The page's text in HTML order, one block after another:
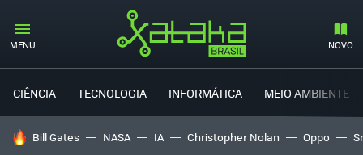
MENU NOVO
CIÊNCIA TECNOLOGIA INFORMÁTICA MEIO AMBIENTE
TENDÊNCIAS DO DIA
Bill Gates NASA IA Christopher Nolan Oppo